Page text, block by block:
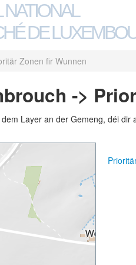
NATIONAL
DE
Zonen fir Wunnen
->
Layer an der Gemeng, déi